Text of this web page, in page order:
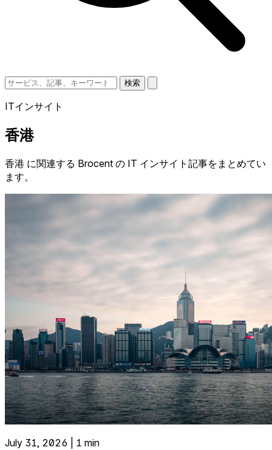
検索
ITインサイト
香港
香港 に関連する Brocent の IT インサイト記事をまとめてい
ます。
July 31, 2026 | 1 min